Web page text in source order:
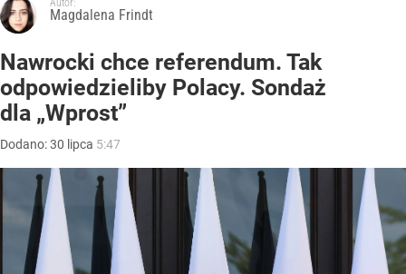
Autor:
Magdalena Frindt
Nawrocki chce referendum. Tak
odpowiedzieliby Polacy. Sondaż
dla „Wprost”
Dodano:30 lipca 5:47